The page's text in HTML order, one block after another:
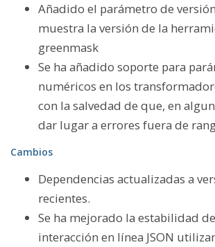
Añadido el parámetro de
muestra la versión de la
greenmask
Se ha añadido soporte para
numéricos en los
con la salvedad de que, en
dar lugar a errores fuera de
Cambios
Dependencias actualizadas a
recientes.
Se ha mejorado la estabilidad
interacción en línea JSON